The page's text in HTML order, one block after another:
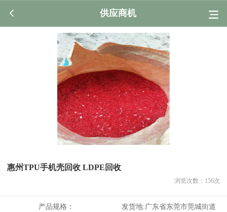
供应商机
惠州TPU手机壳回收 LDPE回收
浏览次数： 156次
产品规格： 发货地:广东省东莞市莞城街道